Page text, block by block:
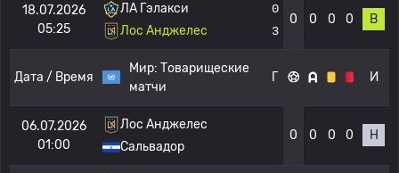
18.07.2026
05:25
ЛА Гэлакси
Лос Анджелес
0
3
0 0 0 0 В
Дата / Время
Мир: Товарищеские
матчи
Г И
06.07.2026
01:00
Лос Анджелес
Сальвадор
0 0 0 0 Н